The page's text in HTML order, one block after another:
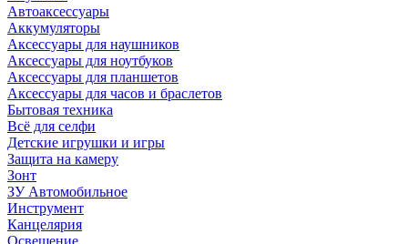
Автоаксессуары
Аккумуляторы
Аксессуары для наушников
Аксессуары для ноутбуков
Аксессуары для планшетов
Аксессуары для часов и браслетов
Бытовая техника
Всё для селфи
Детские игрушки и игры
Защита на камеру
Зонт
ЗУ Автомобильное
Инструмент
Канцелярия
Освещение